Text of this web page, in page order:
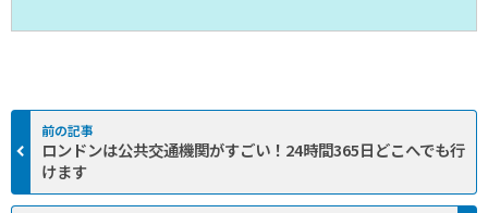
ロンドンは公共交通機関がすごい！24時間365日どこへでも行
けます